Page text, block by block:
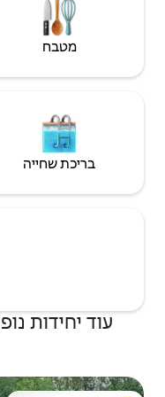
Wi‑Fi
חניה חינם במקום
נהדרות